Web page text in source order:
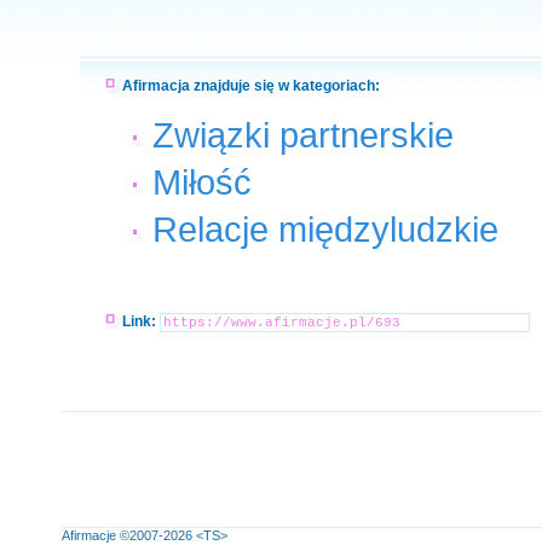
Afirmacja znajduje się w kategoriach:
Związki partnerskie
Miłość
Relacje międzyludzkie
Link:
Afirmacje ©2007-2026 <TS>